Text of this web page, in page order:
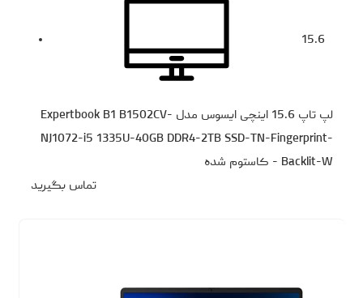
15.6
لپ تاپ 15.6 اینچی ایسوس مدل Expertbook B1 B1502CV-
NJ1072-i5 1335U-40GB DDR4-2TB SSD-TN-Fingerprint-
Backlit-W - کاستوم شده
تماس بگیرید